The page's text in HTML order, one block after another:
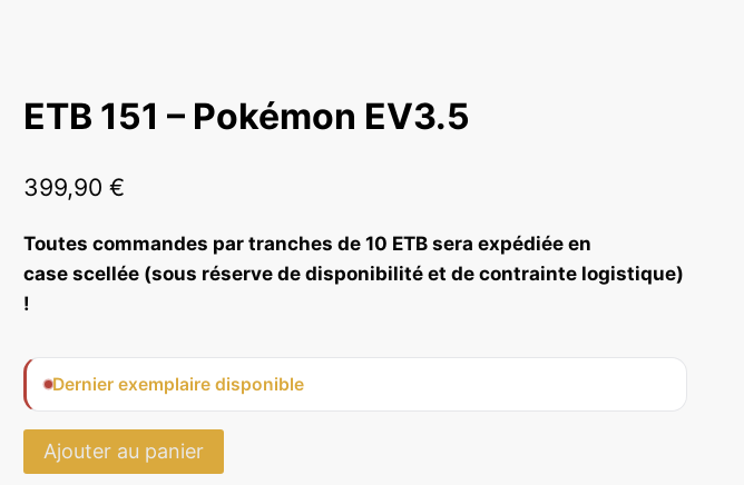
ETB 151 – Pokémon EV3.5
399,90 €
Toutes commandes par tranches de 10 ETB sera expédiée en
case scellée (sous réserve de disponibilité et de contrainte logistique)
!
Dernier exemplaire disponible
quantité
de
Ajouter au panier